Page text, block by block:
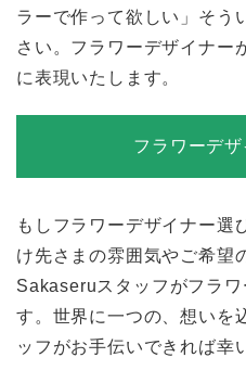
ラーで作って欲しい」そう
さい。フラワーデザイナー
に表現いたします。
フラワーデ
もしフラワーデザイナー選
け先さまの雰囲気やご希望
Sakaseruスタッフがフラ
す。世界に一つの、想いを
ッフがお手伝いできれば幸